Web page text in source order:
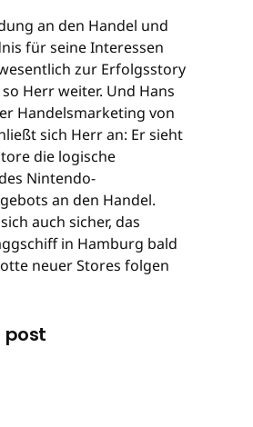
an den Handel und
für seine Interessen
zur Erfolgsstory
Herr weiter. Und Hans
Handelsmarketing von
sich Herr an: Er sieht
die logische
Nintendo-
an den Handel.
auch sicher, das
in Hamburg bald
neuer Stores folgen
post